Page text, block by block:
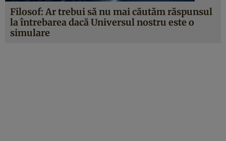
Filosof: Ar trebui să nu mai căutăm răspunsul
la întrebarea dacă Universul nostru este o
simulare